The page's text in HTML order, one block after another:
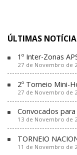
ÚLTIMAS
1º Inter-Zonas
27 de Novembro de
2º Torneio Mini-
27 de Novembro de
Convocados
13 de Novembro de
TORNEIO
11 de Novembro de